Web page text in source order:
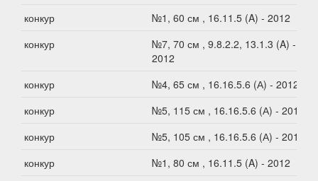
конкур
№1, 60 см , 16.11.5 (A) - 2012
конкур
№7, 70 см , 9.8.2.2, 13.1.3 (A) -
2012
конкур
№4, 65 см , 16.16.5.6 (А) - 2012
конкур
№5, 115 см , 16.16.5.6 (А) - 2012
конкур
№5, 105 см , 16.16.5.6 (А) - 2012
конкур
№1, 80 см , 16.11.5 (A) - 2012